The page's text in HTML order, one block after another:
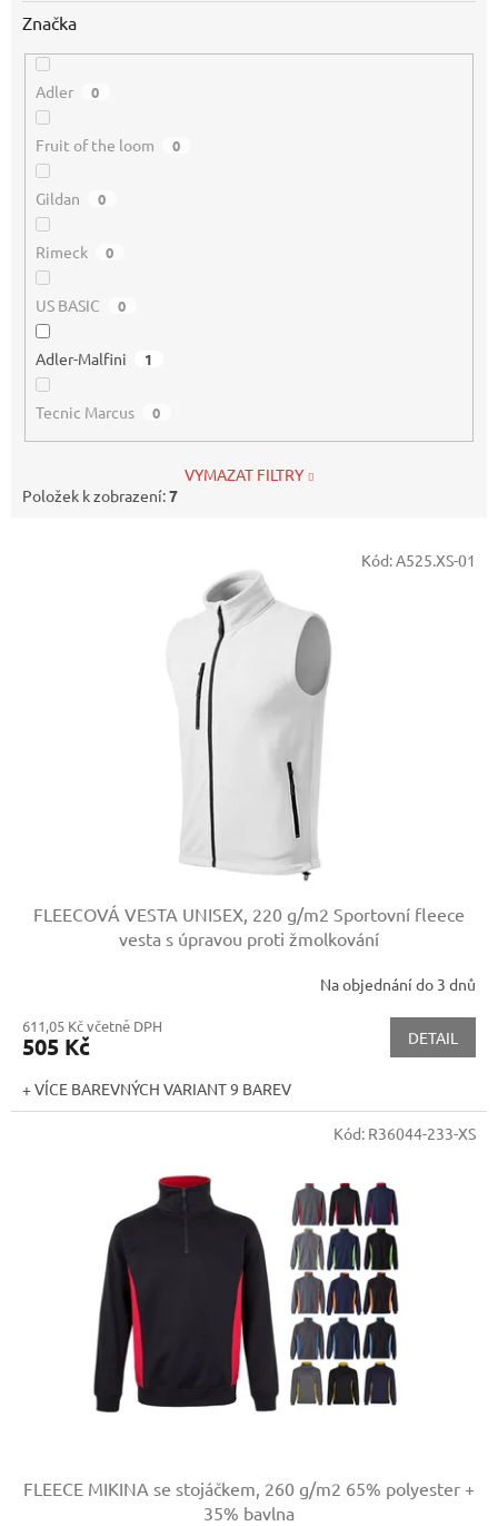
Značka
Adler 0
Fruit of the loom 0
Gildan 0
Rimeck 0
US BASIC 0
Adler-Malfini 1
Tecnic Marcus 0
VYMAZAT FILTRY
Položek k zobrazení:7
FLEECOVÁ VESTA UNISEX, 220 g/m2 Sportovní fleece
vesta s úpravou proti žmolkování
Na objednání do 3 dnů
611,05 Kč včetně DPH
505 Kč DETAIL
+ VÍCE BAREVNÝCH VARIANT 9 BAREV
Kód:A525.XS-01
FLEECE MIKINA se stojáčkem, 260 g/m2 65% polyester +
35% bavlna
Kód: R36044-233-XS